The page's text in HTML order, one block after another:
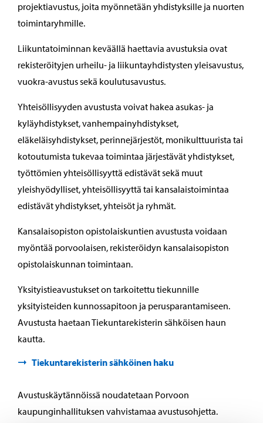
projektiavustus, joita myönnetään yhdistyksille ja nuorten
toimintaryhmille.
Liikuntatoiminnan keväällä haettavia avustuksia ovat
rekisteröityjen urheilu- ja liikuntayhdistysten yleisavustus,
vuokra-avustus sekä koulutusavustus.
Yhteisöllisyyden avustusta voivat hakea asukas- ja
kyläyhdistykset, vanhempainyhdistykset,
eläkeläisyhdistykset, perinnejärjestöt, monikulttuurista tai
kotoutumista tukevaa toimintaa järjestävät yhdistykset,
työttömien yhteisöllisyyttä edistävät sekä muut
yleishyödylliset, yhteisöllisyyttä tai kansalaistoimintaa
edistävät yhdistykset, yhteisöt ja ryhmät.
Kansalaisopiston opistolaiskuntien avustusta voidaan
myöntää porvoolaisen, rekisteröidyn kansalaisopiston
opistolaiskunnan toimintaan.
Yksityistieavustukset on tarkoitettu tiekunnille
yksityisteiden kunnossapitoon ja perusparantamiseen.
Avustusta haetaan Tiekuntarekisterin sähköisen haun
kautta.
Tiekuntarekisterin sähköinen haku
Avustuskäytännöissä noudatetaan Porvoon
kaupunginhallituksen vahvistamaa avustusohjetta.